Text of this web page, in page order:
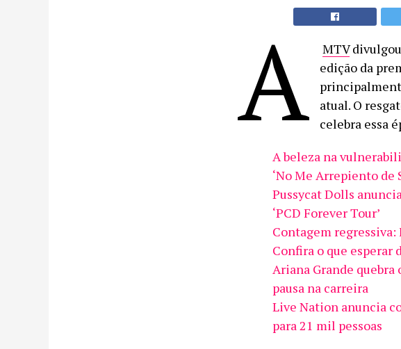
A MTV
edição da
atual. O
celebra essa
A beleza na
‘No Me Arrepiento de
Pussycat Dolls
‘PCD Forever Tour’
Contagem regressiva:
Confira o que esperar
Ariana Grande
pausa na carreira
Live Nation anuncia
para 21 mil pessoas